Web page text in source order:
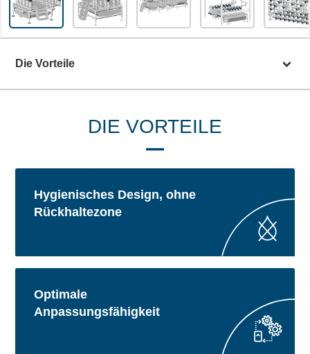
Die Vorteile
DIE VORTEILE
Hygienisches Design, ohne
Rückhaltezone
Optimale
Anpassungsfähigkeit